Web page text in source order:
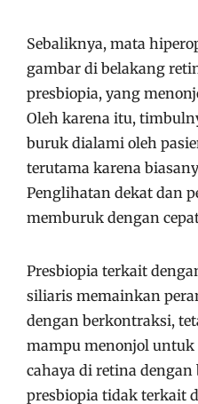
Sebaliknya, mata
gambar di belakang
presbiopia, yang
Oleh karena itu,
buruk dialami oleh
terutama karena
Penglihatan dekat dan
memburuk dengan
Presbiopia terkait
siliaris memainkan
dengan berkontraksi,
mampu menonjol
cahaya di retina dengan
presbiopia tidak terkait